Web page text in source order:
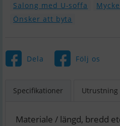
Salong med U-soffa
Önsker att byta
Dela Följ os
Specifikationer Utrustning
Materiale / längd, bredd